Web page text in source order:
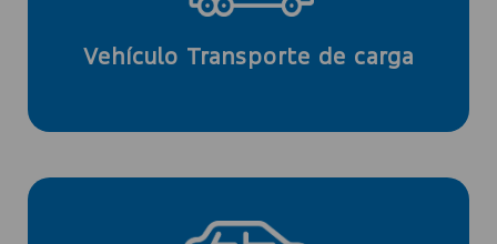
Vehículo Transporte de carga
Los de antigüedad mayor a 20 años, cada